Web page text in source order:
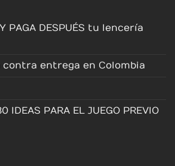
PAGA DESPUÉS tu lencería
contra entrega en Colombia
IDEAS PARA EL JUEGO PREVIO